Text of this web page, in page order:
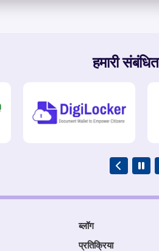
हमारी
ब्लॉग
प्रतिक्रिया